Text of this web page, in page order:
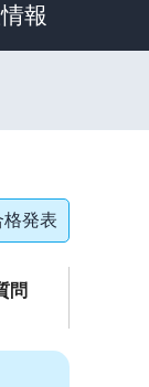
報
格発表
問